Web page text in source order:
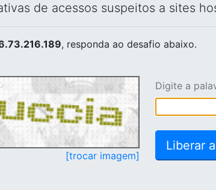
de acessos suspeitos a sites
, responda ao desafio abaixo.
[trocar imagem]
Digite a